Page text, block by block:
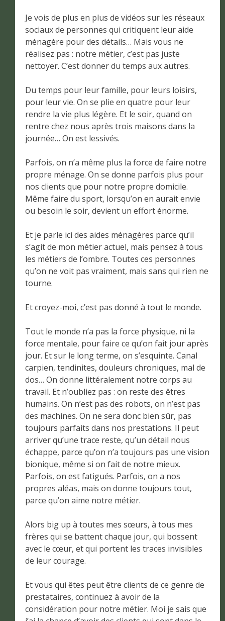
Je vois de plus en plus de vidéos sur les réseaux
sociaux de personnes qui critiquent leur aide
ménagère pour des détails… Mais vous ne
réalisez pas : notre métier, c’est pas juste
nettoyer. C’est donner du temps aux autres.
Du temps pour leur famille, pour leurs loisirs,
pour leur vie. On se plie en quatre pour leur
rendre la vie plus légère. Et le soir, quand on
rentre chez nous après trois maisons dans la
journée… On est lessivés.
Parfois, on n’a même plus la force de faire notre
propre ménage. On se donne parfois plus pour
nos clients que pour notre propre domicile.
Même faire du sport, lorsqu’on en aurait envie
ou besoin le soir, devient un effort énorme.
Et je parle ici des aides ménagères parce qu’il
s’agit de mon métier actuel, mais pensez à tous
les métiers de l’ombre. Toutes ces personnes
qu’on ne voit pas vraiment, mais sans qui rien ne
tourne.
Et croyez-moi, c’est pas donné à tout le monde.
Tout le monde n’a pas la force physique, ni la
force mentale, pour faire ce qu’on fait jour après
jour. Et sur le long terme, on s’esquinte. Canal
carpien, tendinites, douleurs chroniques, mal de
dos… On donne littéralement notre corps au
travail. Et n’oubliez pas : on reste des êtres
humains. On n’est pas des robots, on n’est pas
des machines. On ne sera donc bien sûr, pas
toujours parfaits dans nos prestations. Il peut
arriver qu’une trace reste, qu’un détail nous
échappe, parce qu’on n’a toujours pas une vision
bionique, même si on fait de notre mieux.
Parfois, on est fatigués. Parfois, on a nos
propres aléas, mais on donne toujours tout,
parce qu’on aime notre métier.
Alors big up à toutes mes sœurs, à tous mes
frères qui se battent chaque jour, qui bossent
avec le cœur, et qui portent les traces invisibles
de leur courage.
Et vous qui êtes peut être clients de ce genre de
prestataires, continuez à avoir de la
considération pour notre métier. Moi je sais que